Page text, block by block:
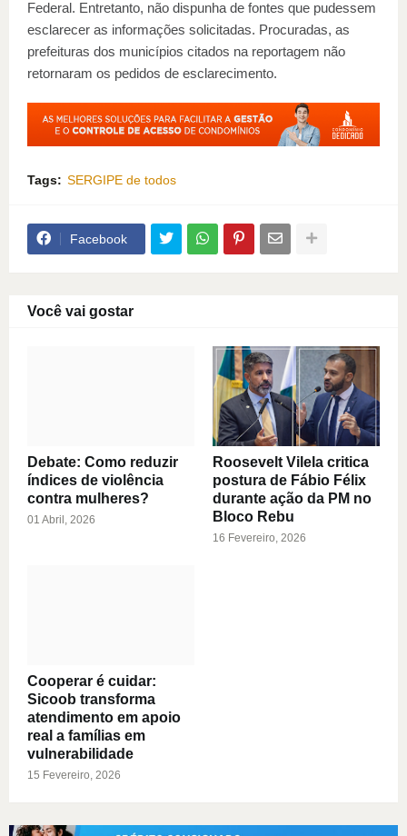
Federal. Entretanto, não dispunha de fontes que pudessem
esclarecer as informações solicitadas. Procuradas, as
prefeituras dos municípios citados na reportagem não
retornaram os pedidos de esclarecimento.
Tags: SERGIPE de todos
Facebook
Você vai gostar
Debate: Como reduzir
índices de violência
contra mulheres?
01 Abril, 2026
Roosevelt Vilela critica
postura de Fábio Félix
durante ação da PM no
Bloco Rebu
16 Fevereiro, 2026
Cooperar é cuidar:
Sicoob transforma
atendimento em apoio
real a famílias em
vulnerabilidade
15 Fevereiro, 2026